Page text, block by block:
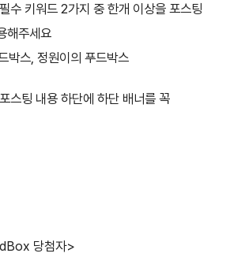
수 키워드 2가지 중 한개 이상을 포스팅
해주세요
박스, 정원이의 푸드박스
스팅 내용 하단에 하단 배너를 꼭
당첨자>